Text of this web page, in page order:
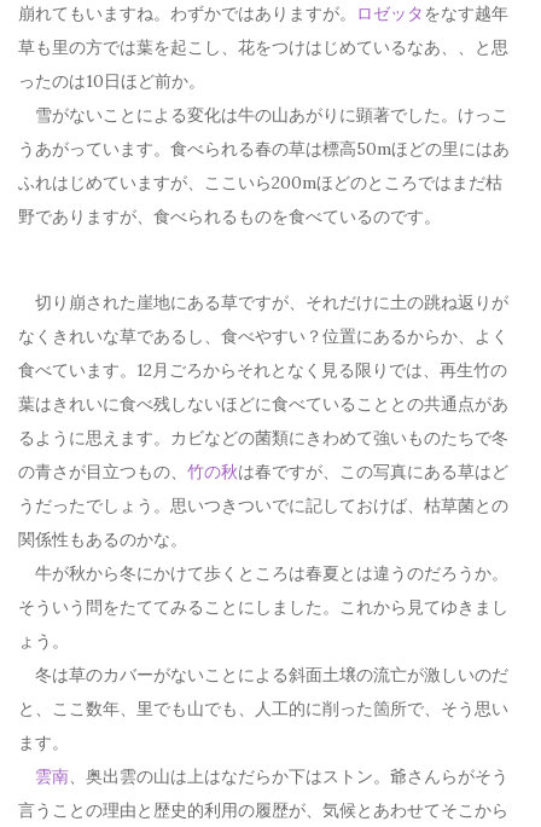
崩れてもいますね。わずかではありますが。
ロゼッタをなす越年
草も里の方では葉を起こし、花をつけはじめているなあ、、と思
ったのは10日ほど前か。
雪がないことによる変化は牛の山あがりに顕著でした。けっこ
うあがっています。食べられる春の草は標高50mほどの里にはあ
ふれはじめていますが、ここいら200mほどのところではまだ枯
野でありますが、食べられるものを食べているのです。
切り崩された崖地にある草ですが、それだけに土の跳ね返りが
なくきれいな草であるし、食べやすい？位置にあるからか、よく
食べています。12月ごろからそれとなく見る限りでは、再生竹の
葉はきれいに食べ残しないほどに食べていることとの共通点があ
るように思えます。カビなどの菌類にきわめて強いものたちで冬
の青さが目立つもの、 竹の秋は春ですが、この写真にある草はど
うだったでしょう。思いつきついでに記しておけば、枯草菌との
関係性もあるのかな。
牛が秋から冬にかけて歩くところは春夏とは違うのだろうか。
そういう問をたててみることにしました。これから見てゆきまし
ょう。
冬は草のカバーがないことによる斜面土壌の流亡が激しいのだ
と、ここ数年、里でも山でも、人工的に削った箇所で、そう思い
ます。
雲南、奥出雲の山は上はなだらか下はストン。爺さんらがそう
言うことの理由と歴史的利用の履歴が、気候とあわせてそこから